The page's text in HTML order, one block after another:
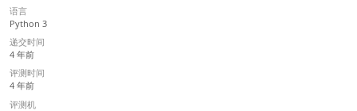
语言
Python 3
递交时间
4 年前
评测时间
4 年前
评测机